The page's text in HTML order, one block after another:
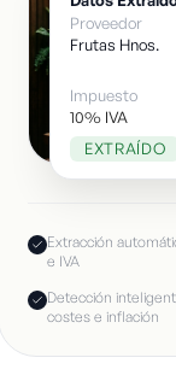
Proveedor
Frutas Hnos.
Impuesto
10% IVA
EXTRAÍDO
Extracción
e IVA
Detección
costes e inflación